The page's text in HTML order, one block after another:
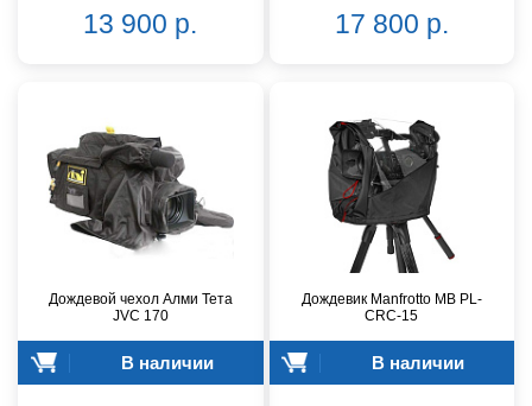
13 900 р. 17 800 р.
Дождевой чехол Алми Тета
JVC 170
В наличии
Дождевик Manfrotto MB PL-
CRC-15
В наличии